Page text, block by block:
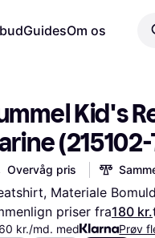
GuidesOm os
Kid's
Overvåg pris
Materiale
priser fra180 kr.
kr./md. med Prøv